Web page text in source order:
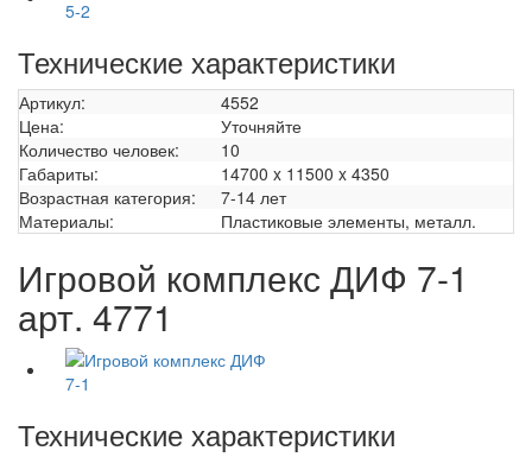
Технические характеристики
Артикул:
4552
Цена:
Уточняйте
Количество человек:
10
Габариты:
14700 x 11500 x 4350
Возрастная категория:
7-14 лет
Материалы:
Пластиковые элементы, металл.
Игровой комплекс ДИФ 7-1
арт. 4771
Технические характеристики